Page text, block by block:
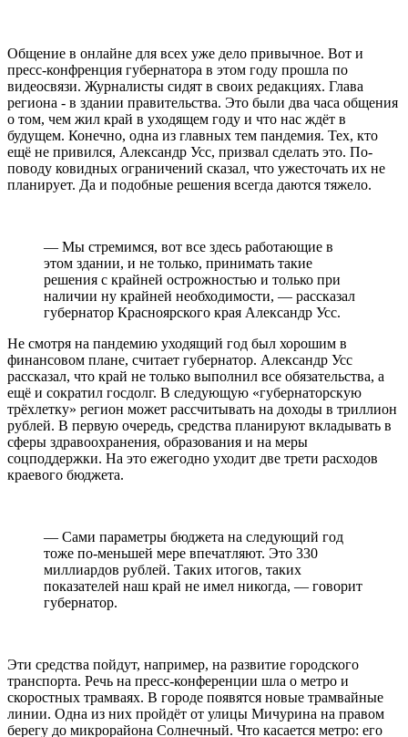
Общение в онлайне для всех уже дело привычное. Вот и
пресс-конфренция губернатора в этом году прошла по
видеосвязи. Журналисты сидят в своих редакциях. Глава
региона - в здании правительства. Это были два часа общения
о том, чем жил край в уходящем году и что нас ждёт в
будущем. Конечно, одна из главных тем пандемия. Тех, кто
ещё не привился, Александр Усс, призвал сделать это. По-
поводу ковидных ограничений сказал, что ужесточать их не
планирует. Да и подобные решения всегда даются тяжело.
— Мы стремимся, вот все здесь работающие в
этом здании, и не только, принимать такие
решения с крайней острожностью и только при
наличии ну крайней необходимости, — рассказал
губернатор Красноярского края Александр Усс.
Не смотря на пандемию уходящий год был хорошим в
финансовом плане, считает губернатор. Александр Усс
рассказал, что край не только выполнил все обязательства, а
ещё и сократил госдолг. В следующую «губернаторскую
трёхлетку» регион может рассчитывать на доходы в триллион
рублей. В первую очередь, средства планируют вкладывать в
сферы здравоохранения, образования и на меры
соцподдержки. На это ежегодно уходит две трети расходов
краевого бюджета.
— Сами параметры бюджета на следующий год
тоже по-меньшей мере впечатляют. Это 330
миллиардов рублей. Таких итогов, таких
показателей наш край не имел никогда, — говорит
губернатор.
Эти средства пойдут, например, на развитие городского
транспорта. Речь на пресс-конференции шла о метро и
скоростных трамваях. В городе появятся новые трамвайные
линии. Одна из них пройдёт от улицы Мичурина на правом
берегу до микрорайона Солнечный. Что касается метро: его